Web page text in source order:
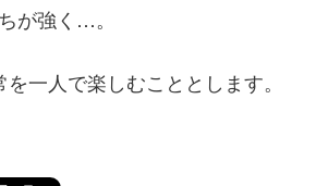
が強く…。
一人で楽しむこととします。